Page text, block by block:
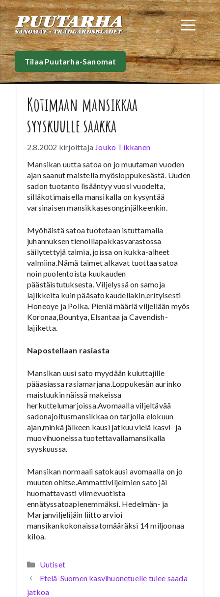
Siirry
sisältöön
Tilaa Puutarha-Sanomat
Kotimaan mansikkaa
syyskuulle saakka
2.8.2002 kirjoittaja Jouko Tikkanen
Mansikan uutta satoa on jo muutaman vuoden
ajan saanut maistella myösloppukesästä. Uuden
sadon tuotanto lisääntyy vuosi vuodelta,
silläkotimaisella mansikalla on kysyntää
varsinaisen mansikkasesonginjälkeenkin.
Myöhäistä satoa tuotetaan istuttamalla
juhannuksen tienoillapakkasvarastossa
säilytettyjä taimia, joissa on kukka-aiheet
valmiina.Nämä taimet alkavat tuottaa satoa
noin puolentoista kuukauden
päästäistutuksesta. Viljelyssä on samoja
lajikkeita kuin pääsatokaudellakin,erityisesti
Honeoye ja Polka. Pieniä määriä viljellään myös
Koronaa,Bountya, Elsantaa ja Cavendish-
lajiketta.
Napostellaan rasiasta
Mansikan uusi sato myydään kuluttajille
pääasiassa rasiamarjana.Loppukesän aurinko
maistuukin näissä makeissa
herkuttelumarjoissa.Avomaalla viljeltävää
sadonajoitusmansikkaa on tarjolla elokuun
ajan,minkä jälkeen kausi jatkuu vielä kasvi- ja
muovihuoneissa tuotettavallamansikalla
syyskuussa.
Mansikan normaali satokausi avomaalla on jo
muuten ohitse.Ammattiviljelmien sato jäi
huomattavasti viimevuotista
ennätyssatoapienemmäksi. Hedelmän- ja
Marjanviljelijäin liitto arvioi
mansikankokonaissatomääräksi 14 miljoonaa
kiloa.
Kategoriat
Uutiset
Etelä-Suomen kasvihuonetuelle tulee saada
jatkoa